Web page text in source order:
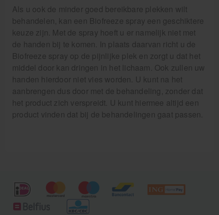
Als u ook de minder goed bereikbare plekken wilt
behandelen, kan een Biofreeze spray een geschiktere
keuze zijn. Met de spray hoeft u er namelijk niet met
de handen bij te komen. In plaats daarvan richt u de
Biofreeze spray op de pijnlijke plek en zorgt u dat het
middel door kan dringen in het lichaam. Ook zullen uw
handen hierdoor niet vies worden. U kunt na het
aanbrengen dus door met de behandeling, zonder dat
het product zich verspreidt. U kunt hiermee altijd een
product vinden dat bij de behandelingen gaat passen.